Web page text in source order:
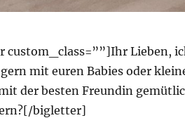
custom_class=””]Ihr Lieben,
mit euren Babies oder
der besten Freundin
bigletter]